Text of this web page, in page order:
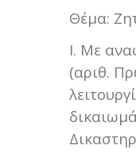
Θέμα:
Ι. Με
(αριθ.